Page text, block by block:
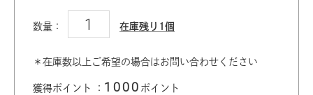
数量： 在庫残り1個
＊在庫数以上ご希望の場合はお問い合わせください
獲得ポイント ： 1000 ポイント